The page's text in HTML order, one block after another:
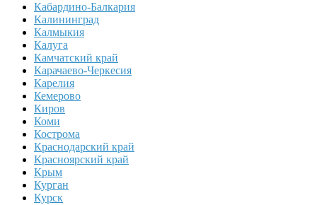
Кабардино-Балкария
Калининград
Калмыкия
Калуга
Камчатский край
Карачаево-Черкесия
Карелия
Кемерово
Киров
Коми
Кострома
Краснодарский край
Красноярский край
Крым
Курган
Курск